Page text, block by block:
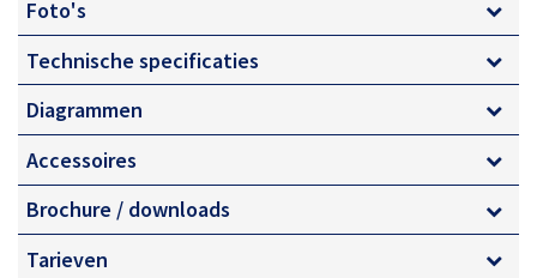
Automatische afstempeling
Knikschuifarm constructie
Elektrische aandrijving voor binnen
Brandstof aandrijving voor buiten
Zelfaandrijving (rups)
Transport naar locatie mogelijk!
Foto's
Technische specificaties
Diagrammen
Accessoires
Brochure / downloads
Tarieven